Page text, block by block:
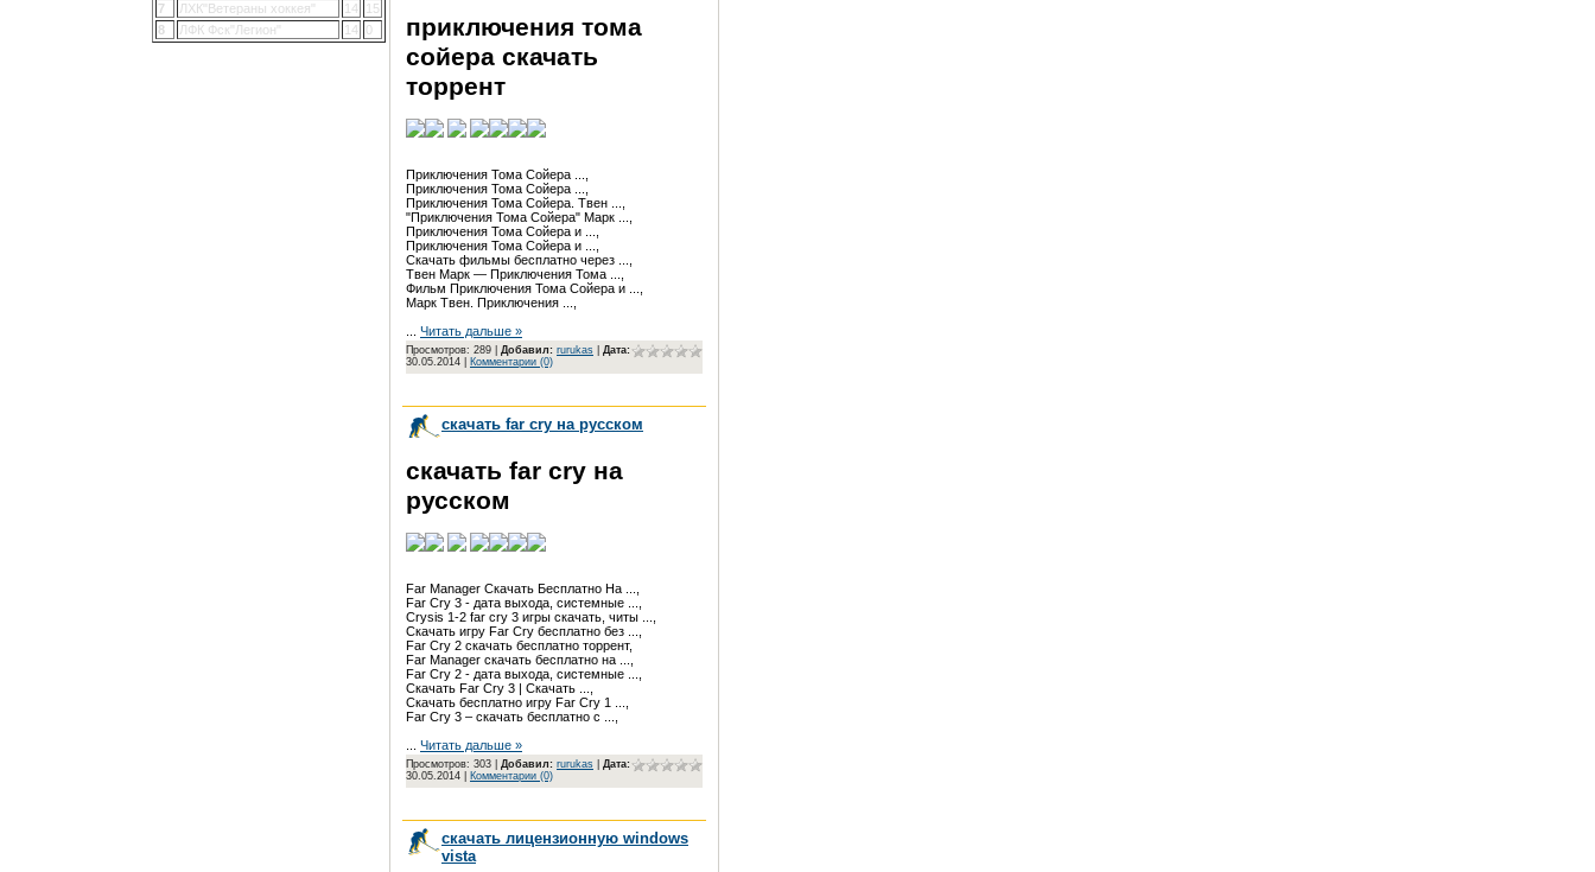
7
ЛХК"Ветераны хоккея" 14
15
8
ЛФК Фск"Легион" 14 0
приключения тома
сойера скачать
торрент
Приключения Тома Сойера ...,
Приключения Тома Сойера ...,
Приключения Тома Сойера. Твен ...,
"Приключения Тома Сойера" Марк ...,
Приключения Тома Сойера и ...,
Приключения Тома Сойера и ...,
Скачать фильмы бесплатно через ...,
Твен Марк — Приключения Тома ...,
Фильм Приключения Тома Сойера и ...,
Марк Твен. Приключения ...,
Читать дальше »
Просмотров: 289 | Добавил: rurukas
Дата:
30.05.2014
Комментарии (0)
скачать far cry на русском
скачать far cry на
русском
Far Manager Скачать Бесплатно На ...,
Far Cry 3 - дата выхода, системные ...,
Crysis 1-2 far cry 3 игры скачать, читы ...,
Скачать игру Far Cry бесплатно без ...,
Far Cry 2 скачать бесплатно торрент,
Far Manager скачать бесплатно на ...,
Far Cry 2 - дата выхода, системные ...,
Скачать Far Cry 3 | Скачать ...,
Скачать бесплатно игру Far Cry 1 ...,
Far Cry 3 – скачать бесплатно с ...,
Читать дальше »
Просмотров: 303 | Добавил: rurukas
Дата:
30.05.2014
Комментарии (0)
скачать лицензионную windows
vista